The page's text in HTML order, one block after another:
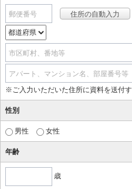
郵便番号
市区町村、番地等
アパート、マンション名、部屋番号等
※ご入力いただいた住所に資料を送付す
性別
男性 女性
年齢
歳